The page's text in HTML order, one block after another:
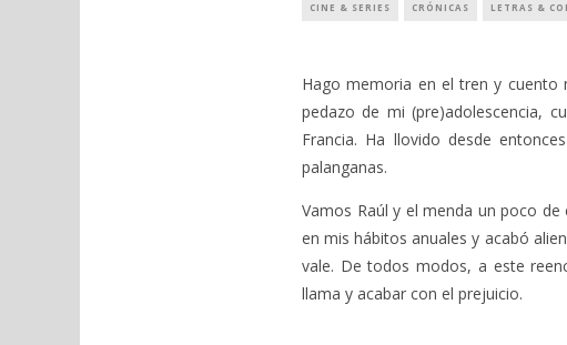
CINE & SERIES CRÓNICAS LETRAS &
Hago memoria en el tren y cuento
pedazo de mi (pre)adolescencia,
Francia. Ha llovido desde
palanganas.
Vamos Raúl y el menda un poco
en mis hábitos anuales y acabó
vale. De todos modos, a este
llama y acabar con el prejuicio.